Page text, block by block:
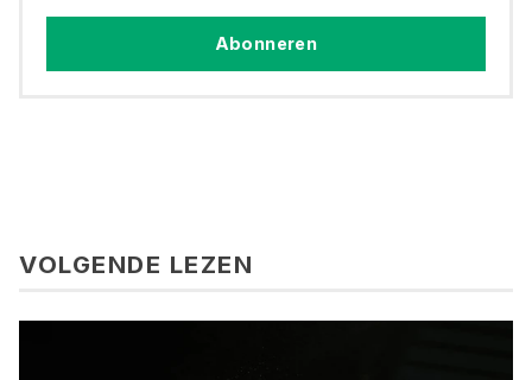
Abonneren
VOLGENDE LEZEN